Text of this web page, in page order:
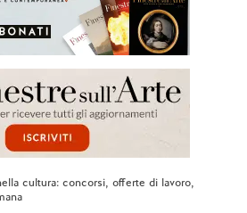
cultura: concorsi, offerte di lavoro,